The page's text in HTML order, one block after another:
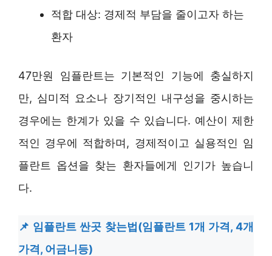
적합 대상: 경제적 부담을 줄이고자 하는
환자
47만원 임플란트는 기본적인 기능에 충실하지
만, 심미적 요소나 장기적인 내구성을 중시하는
경우에는 한계가 있을 수 있습니다. 예산이 제한
적인 경우에 적합하며, 경제적이고 실용적인 임
플란트 옵션을 찾는 환자들에게 인기가 높습니
다.
임플란트 싼곳 찾는법(임플란트 1개 가격, 4개
가격, 어금니등)